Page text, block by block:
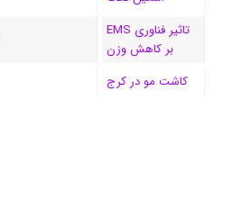
تاثیر فناوری EMS
بر کاهش وزن
کاشت مو در کرج